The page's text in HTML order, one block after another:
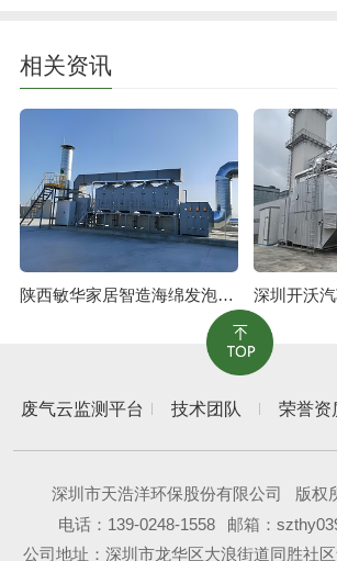
相关资讯
陕西敏华家居智造海绵发泡废气治理工程
废气云监测平台 技术团队 荣誉资
深圳市天浩洋环保股份有限公司 版权
电话： 139-0248-1558
邮箱：
公司地址：深圳市龙华区大浪街道同胜社